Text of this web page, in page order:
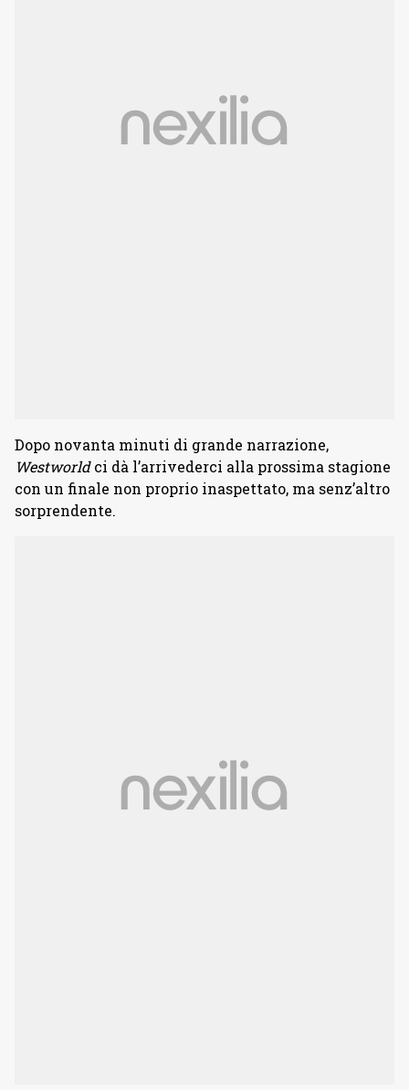
Dopo novanta minuti di grande narrazione,
Westworldci dà l’arrivederci alla prossima stagione
con un finale non proprio inaspettato, ma senz’altro
sorprendente.